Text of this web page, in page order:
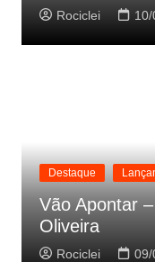
Rociclei
Destaque
Vão Apontar
Oliveira
Rociclei 09/